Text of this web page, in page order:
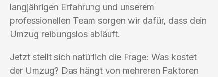
langjährigen Erfahrung und unserem
professionellen Team sorgen wir dafür, dass dein
Umzug reibungslos abläuft.
Jetzt stellt sich natürlich die Frage: Was kostet
der Umzug? Das hängt von mehreren Faktoren